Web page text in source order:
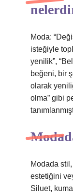
Moda:
isteğiyle
yenilik”,
beğeni, bir
olarak
olma” gibi
Modada
estetiğini
Siluet,